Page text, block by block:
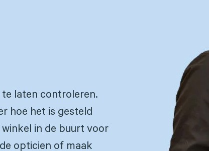
te laten controleren.
hoe het is gesteld
in de buurt voor
opticien of maak